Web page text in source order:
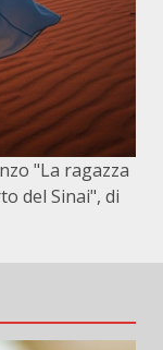
"La ragazza
del Sinai", di